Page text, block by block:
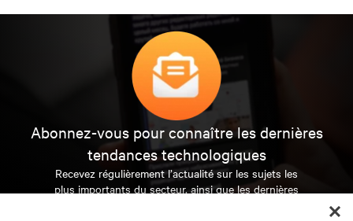
Abonnez-vous pour connaître les dernières
tendances technologiques
Recevez régulièrement l’actualité sur les sujets les
plus importants du secteur, ainsi que les dernières